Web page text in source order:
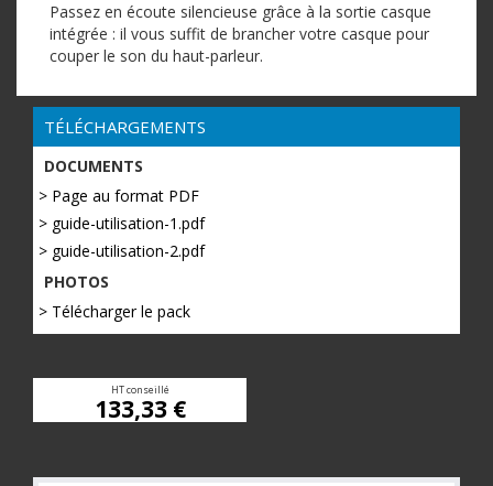
Passez en écoute silencieuse grâce à la sortie casque
intégrée : il vous suffit de brancher votre casque pour
couper le son du haut-parleur.
TÉLÉCHARGEMENTS
DOCUMENTS
> Page au format PDF
> guide-utilisation-1.pdf
> guide-utilisation-2.pdf
PHOTOS
> Télécharger le pack
HT conseillé
133,33 €